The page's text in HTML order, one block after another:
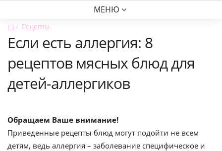
МЕНЮ
▢ Рецепты
Если есть аллергия: 8
рецептов мясных блюд для
детей-аллергиков
Обращаем Ваше внимание!
Приведенные рецепты блюд могут подойти не всем
детям, ведь аллергия – заболевание специфическое и